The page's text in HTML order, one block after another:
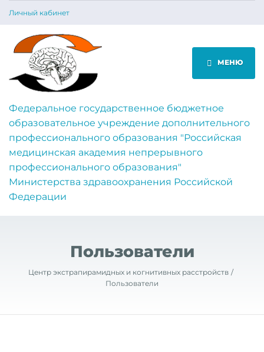
Личный кабинет
МЕНЮ
Федеральное государственное бюджетное
образовательное учреждение дополнительного
профессионального образования "Российская
медицинская академия непрерывного
профессионального образования"
Министерства здравоохранения Российской
Федерации
Пользователи
Центр экстрапирамидных и когнитивных расстройств
Пользователи